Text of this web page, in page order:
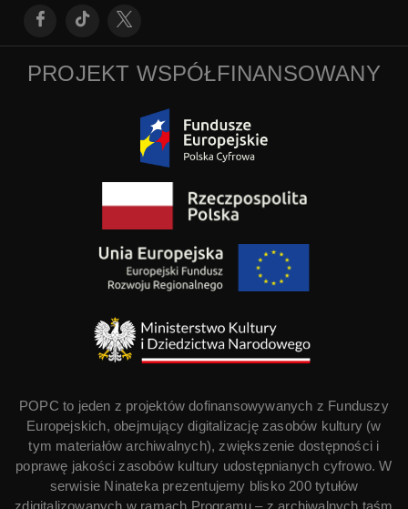
PROJEKT WSPÓŁFINANSOWANY
POPC to jeden z projektów dofinansowywanych z Funduszy
Europejskich, obejmujący digitalizację zasobów kultury (w
tym materiałów archiwalnych), zwiększenie dostępności i
poprawę jakości zasobów kultury udostępnianych cyfrowo. W
serwisie Ninateka prezentujemy blisko 200 tytułów